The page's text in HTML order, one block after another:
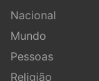
Nacional
Mundo
Pessoas
Religião